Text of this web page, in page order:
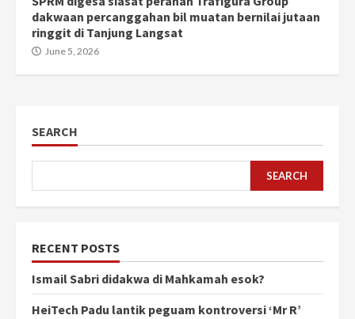
dakwaan percanggahan bil muatan bernilai jutaan
ringgit di Tanjung Langsat
June 5, 2026
SEARCH
SEARCH
RECENT POSTS
Ismail Sabri didakwa di Mahkamah esok?
HeiTech Padu lantik peguam kontroversi ‘Mr R’